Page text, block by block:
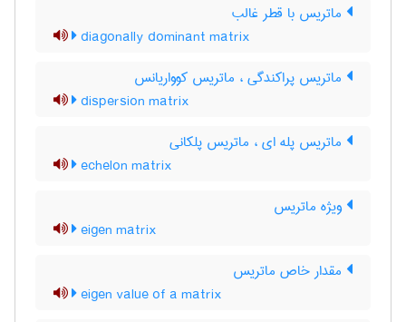
ماتریس با قطر غالب
diagonally dominant matrix
ماتریس پراکندگی ، ماتریس کوواریانس
dispersion matrix
ماتریس پله ای ، ماتریس پلکانی
echelon matrix
ویژه ماتریس
eigen matrix
مقدار خاص ماتریس
eigen value of a matrix